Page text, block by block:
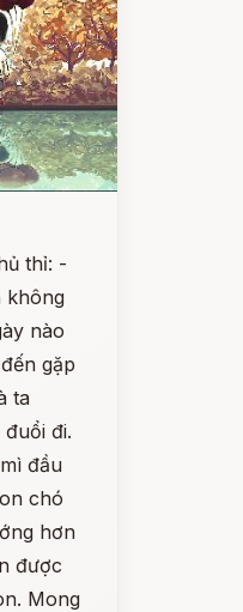
thỉ: -
không
nào
gặp
ta
đi.
đầu
chó
hơn
được
Mong